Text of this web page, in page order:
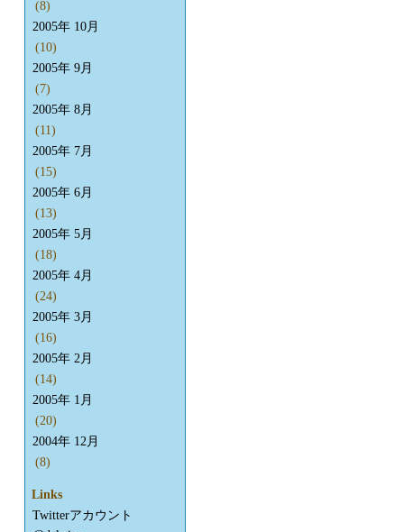
(8)
2005年 10月
(10)
2005年 9月
(7)
2005年 8月
(11)
2005年 7月
(15)
2005年 6月
(13)
2005年 5月
(18)
2005年 4月
(24)
2005年 3月
(16)
2005年 2月
(14)
2005年 1月
(20)
2004年 12月
(8)
Links
Twitterアカウント